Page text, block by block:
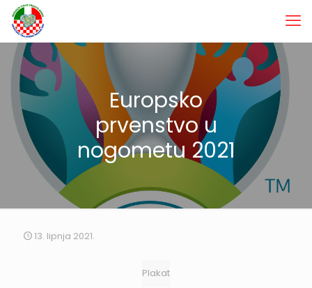
Europsko
prvenstvo u
nogometu 2021
13. lipnja 2021.
Plakat